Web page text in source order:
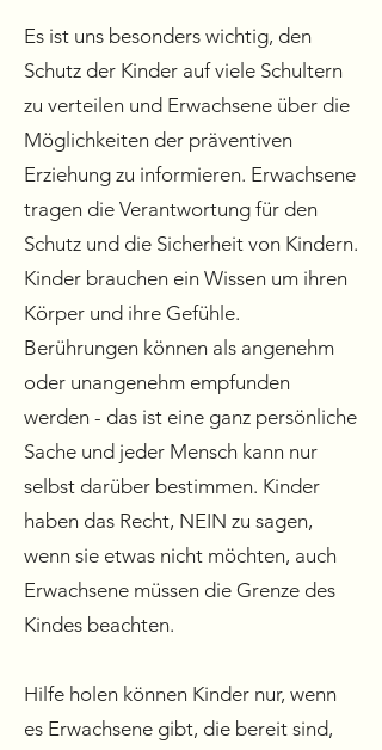
Es ist uns besonders wichtig, den
Schutz der Kinder auf viele Schultern
zu verteilen und Erwachsene über die
Möglichkeiten der präventiven
Erziehung zu informieren. Erwachsene
tragen die Verantwortung für den
Schutz und die Sicherheit von Kindern.
Kinder brauchen ein Wissen um ihren
Körper und ihre Gefühle.
Berührungen können als angenehm
oder unangenehm empfunden
werden - das ist eine ganz persönliche
Sache und jeder Mensch kann nur
selbst darüber bestimmen. Kinder
haben das Recht, NEIN zu sagen,
wenn sie etwas nicht möchten, auch
Erwachsene müssen die Grenze des
Kindes beachten.
Hilfe holen können Kinder nur, wenn
es Erwachsene gibt, die bereit sind,